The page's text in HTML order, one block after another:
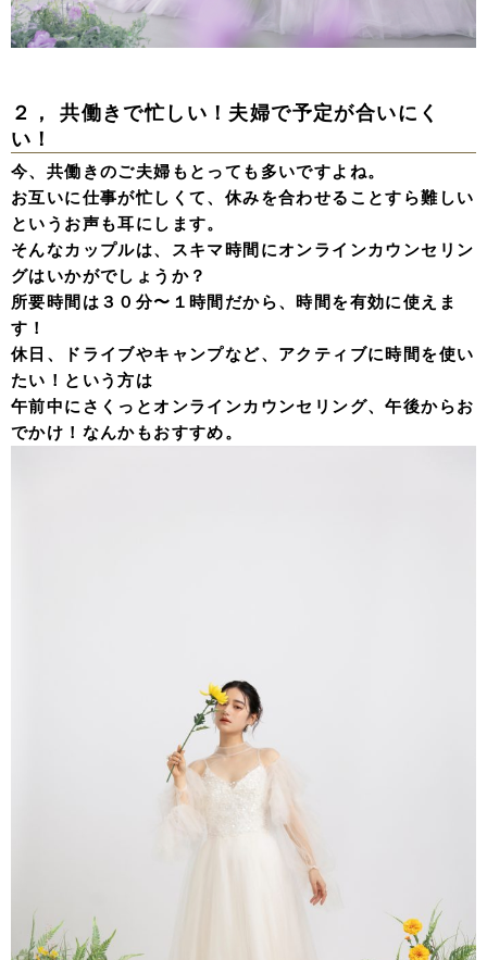
２， 共働きで忙しい！夫婦で予定が合いにく
い！
今、共働きのご夫婦もとっても多いですよね。
お互いに仕事が忙しくて、休みを合わせることすら難しい
というお声も耳にします。
そんなカップルは、スキマ時間にオンラインカウンセリン
グはいかがでしょうか？
所要時間は３０分〜１時間だから、時間を有効に使えま
す！
休日、ドライブやキャンプなど、アクティブに時間を使い
たい！という方は
午前中にさくっとオンラインカウンセリング、午後からお
でかけ！なんかもおすすめ。